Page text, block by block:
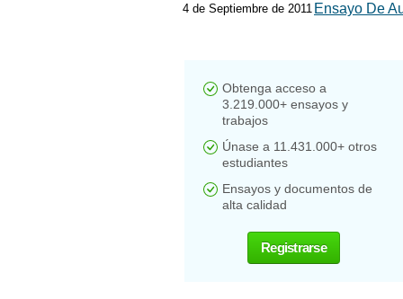
4 de Septiembre de 2011 Ensayo De
Obtenga acceso a
3.219.000+ ensayos y
trabajos
Únase a 11.431.000+ otros
estudiantes
Ensayos y documentos de
alta calidad
Registrarse